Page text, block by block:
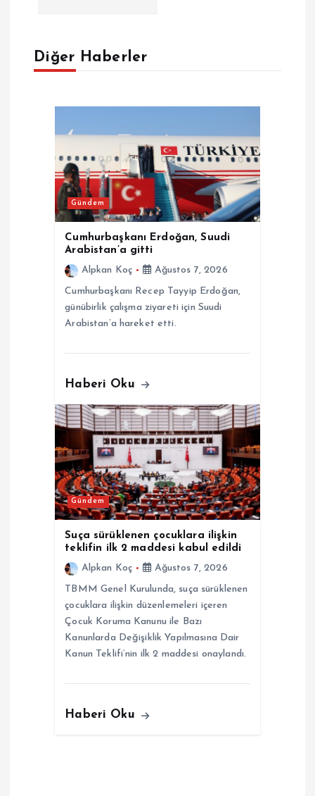
zDiğer Haberler
Gündem
Cumhurbaşkanı Erdoğan, Suudi
Arabistan’a gitti
Alpkan Koç
Ağustos 7, 2026
Cumhurbaşkanı Recep Tayyip Erdoğan,
günübirlik çalışma ziyareti için Suudi
Arabistan’a hareket etti.
Haberi Oku
Gündem
Suça sürüklenen çocuklara ilişkin
teklifin ilk 2 maddesi kabul edildi
Alpkan Koç
Ağustos 7, 2026
TBMM Genel Kurulunda, suça sürüklenen
çocuklara ilişkin düzenlemeleri içeren
Çocuk Koruma Kanunu ile Bazı
Kanunlarda Değişiklik Yapılmasına Dair
Kanun Teklifi’nin ilk 2 maddesi onaylandı.
Haberi Oku